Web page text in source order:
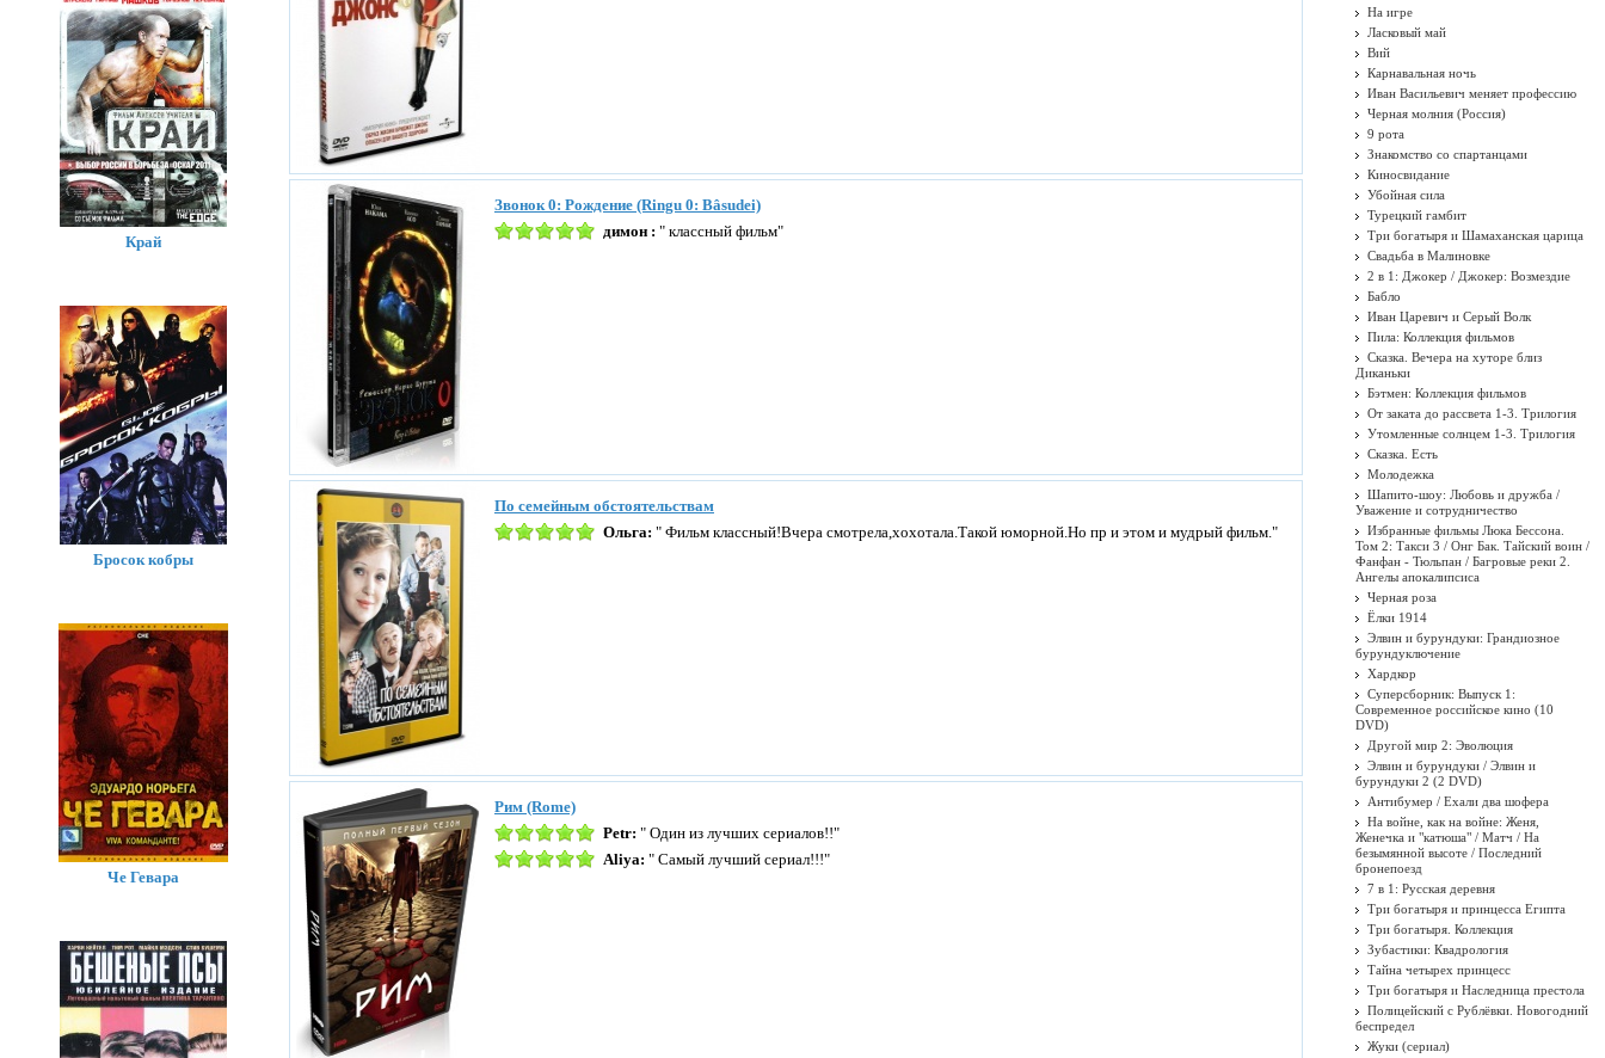
Звонок 0: Рождение (Ringu 0: Bâsudei)
димон : " классный фильм"
По семейным обстоятельствам
Ольга: " Фильм классный!Вчера смотрела,хохотала.Такой юморной.Но пр и этом и мудрый фильм."
Рим (Rome)
Petr: " Один из лучших сериалов!!"
Aliya: " Самый лучший сериал!!!"
Край
Бросок кобры
Че Гевара
На игре
Ласковый май
Вий
Карнавальная ночь
Иван Васильевич меняет профессию
Черная молния (Россия)
9 рота
Знакомство со спартанцами
Киносвидание
Убойная сила
Турецкий гамбит
Три богатыря и Шамаханская царица
Свадьба в Малиновке
2 в 1: Джокер / Джокер: Возмездие
Бабло
Иван Царевич и Серый Волк
Пила: Коллекция фильмов
Сказка. Вечера на хуторе близ
Диканьки
Бэтмен: Коллекция фильмов
От заката до рассвета 1-3. Трилогия
Утомленные солнцем 1-3. Трилогия
Сказка. Есть
Молодежка
Шапито-шоу: Любовь и дружба /
Уважение и сотрудничество
Избранные фильмы Люка Бессона.
Том 2: Такси 3 / Онг Бак. Тайский воин /
Фанфан - Тюльпан / Багровые реки 2.
Ангелы апокалипсиса
Черная роза
Ёлки 1914
Элвин и бурундуки: Грандиозное
бурундуключение
Хардкор
Суперсборник: Выпуск 1:
Современное российское кино (10
DVD)
Другой мир 2: Эволюция
Элвин и бурундуки / Элвин и
бурундуки 2 (2 DVD)
Антибумер / Ехали два шофера
На войне, как на войне: Женя,
Женечка и "катюша" / Матч / На
безымянной высоте / Последний
бронепоезд
7 в 1: Русская деревня
Три богатыря и принцесса Египта
Три богатыря. Коллекция
Зубастики: Квадрология
Тайна четырех принцесс
Три богатыря и Наследница престола
Полицейский с Рублёвки. Новогодний
беспредел
Жуки (сериал)